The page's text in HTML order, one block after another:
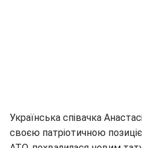
Українська співачка
своєю патріотичною